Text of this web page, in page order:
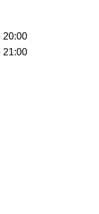
20:00
21:00